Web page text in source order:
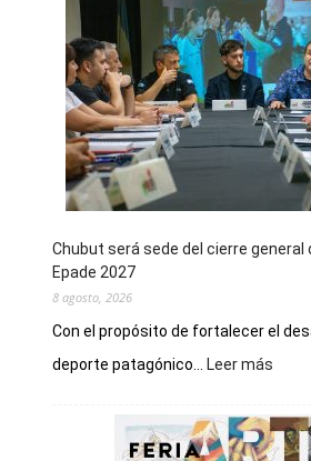
Chubut será sede del cierre general
Epade 2027
8 agosto, 2026
Con el propósito de fortalecer el
deporte patagónico...
Leer más
sede
del